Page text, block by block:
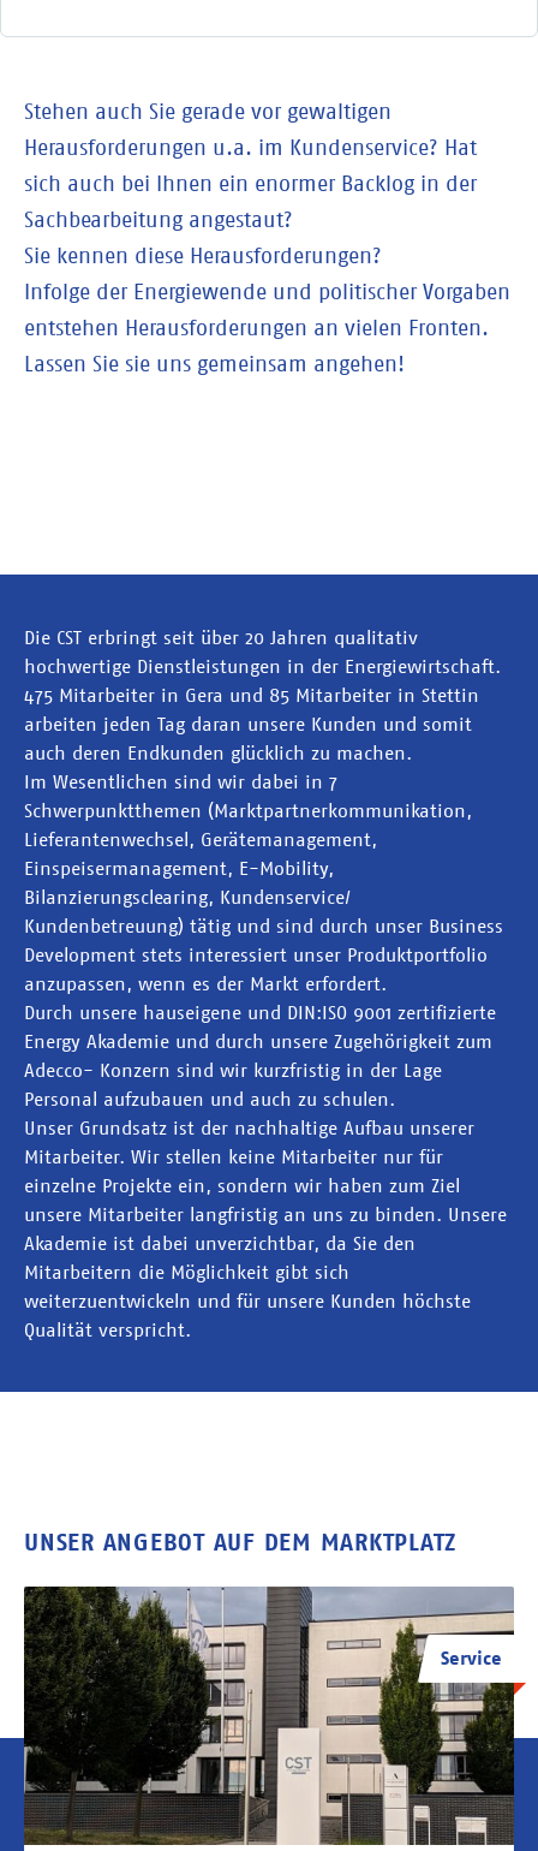
Stehen auch Sie gerade vor gewaltigen
Herausforderungen u.a. im Kundenservice? Hat
sich auch bei Ihnen ein enormer Backlog in der
Sachbearbeitung angestaut?
Sie kennen diese Herausforderungen?
Infolge der Energiewende und politischer Vorgaben
entstehen Herausforderungen an vielen Fronten.
Lassen Sie sie uns gemeinsam angehen!
Die CST erbringt seit über 20 Jahren qualitativ
hochwertige Dienstleistungen in der Energiewirtschaft.
475 Mitarbeiter in Gera und 85 Mitarbeiter in Stettin
arbeiten jeden Tag daran unsere Kunden und somit
auch deren Endkunden glücklich zu machen.
Im Wesentlichen sind wir dabei in 7
Schwerpunktthemen (Marktpartnerkommunikation,
Lieferantenwechsel, Gerätemanagement,
Einspeisermanagement, E-Mobility,
Bilanzierungsclearing, Kundenservice/
Kundenbetreuung) tätig und sind durch unser Business
Development stets interessiert unser Produktportfolio
anzupassen, wenn es der Markt erfordert.
Durch unsere hauseigene und DIN:ISO 9001 zertifizierte
Energy Akademie und durch unsere Zugehörigkeit zum
Adecco- Konzern sind wir kurzfristig in der Lage
Personal aufzubauen und auch zu schulen.
Unser Grundsatz ist der nachhaltige Aufbau unserer
Mitarbeiter. Wir stellen keine Mitarbeiter nur für
einzelne Projekte ein, sondern wir haben zum Ziel
unsere Mitarbeiter langfristig an uns zu binden. Unsere
Akademie ist dabei unverzichtbar, da Sie den
Mitarbeitern die Möglichkeit gibt sich
weiterzuentwickeln und für unsere Kunden höchste
Qualität verspricht.
UNSER ANGEBOT AUF DEM MARKTPLATZ
Service